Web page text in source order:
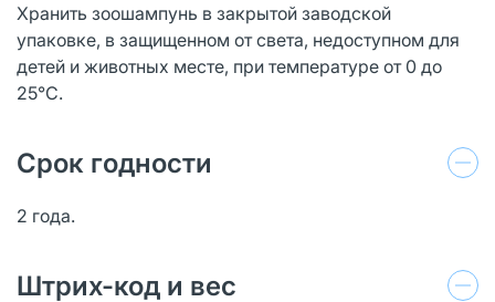
Хранить зоошампунь в закрытой заводской
упаковке, в защищенном от света, недоступном для
детей и животных месте, при температуре от 0 до
25°С.
Срок годности
2 года.
Штрих-код и вес